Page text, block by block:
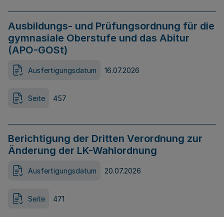
Ausbildungs- und Prüfungsordnung für die
gymnasiale Oberstufe und das Abitur
(APO-GOSt)
Ausfertigungsdatum 16.07.2026
Seite 457
Berichtigung der Dritten Verordnung zur
Änderung der LK-Wahlordnung
Ausfertigungsdatum 20.07.2026
Seite 471